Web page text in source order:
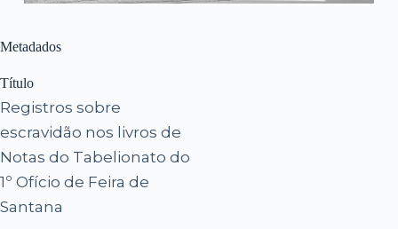
Metadados
Título
Registros sobre
escravidão nos livros de
Notas do Tabelionato do
1º Ofício de Feira de
Santana